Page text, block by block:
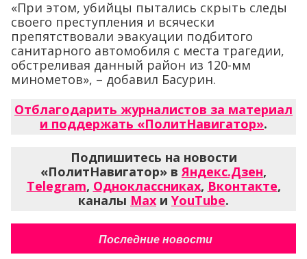
«При этом, убийцы пытались скрыть следы
своего преступления и всячески
препятствовали эвакуации подбитого
санитарного автомобиля с места трагедии,
обстреливая данный район из 120-мм
минометов», – добавил Басурин.
Отблагодарить журналистов за материал
и поддержать «ПолитНавигатор».
Подпишитесь на новости
«ПолитНавигатор» вЯндекс.Дзен,
Telegram, Одноклассниках, Вконтакте,
каналы Max и YouTube.
Последние новости